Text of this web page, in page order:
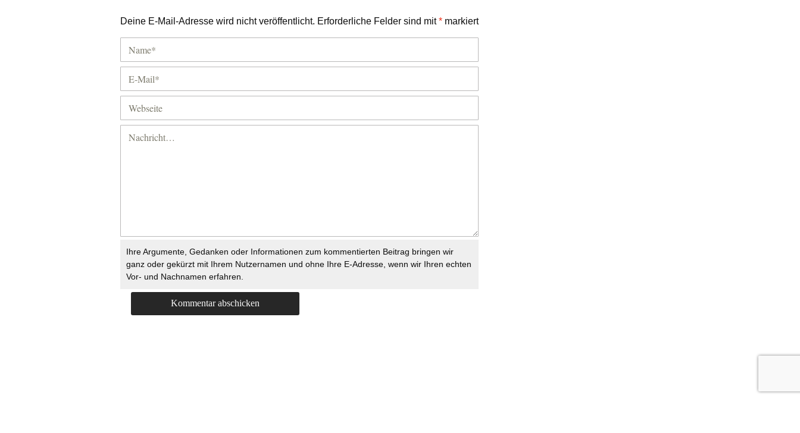
Deine E-Mail-Adresse wird nicht veröffentlicht. Erforderliche Felder sind mit* markiert
Ihre Argumente, Gedanken oder Informationen zum kommentierten Beitrag bringen wir
ganz oder gekürzt mit Ihrem Nutzernamen und ohne Ihre E-Adresse, wenn wir Ihren echten
Vor- und Nachnamen erfahren.